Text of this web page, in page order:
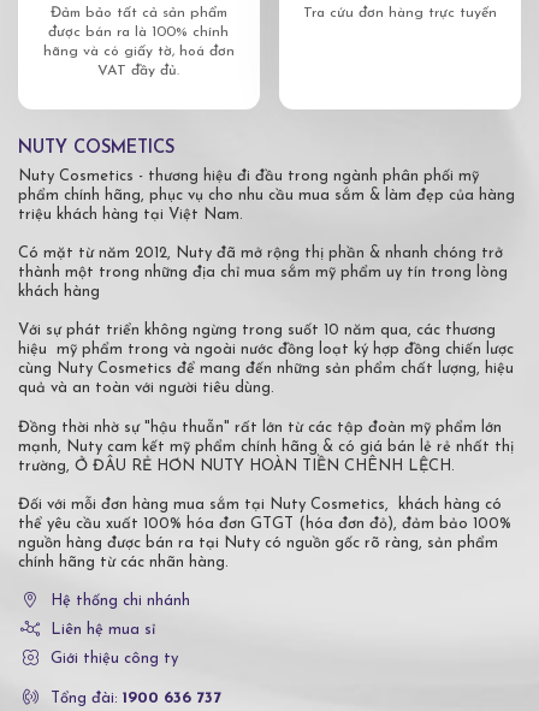
Đảm bảo tất cả sản phẩm
được bán ra là 100% chính
hãng và có giấy tờ, hoá đơn
VAT đầy đủ.
Tra cứu đơn hàng trực tuyến
NUTY COSMETICS
Nuty Cosmetics - thương hiệu đi đầu trong ngành phân phối mỹ
phẩm chính hãng, phục vụ cho nhu cầu mua sắm & làm đẹp của hàng
triệu khách hàng tại Việt Nam.
Có mặt từ năm 2012, Nuty đã mở rộng thị phần & nhanh chóng trở
thành một trong những địa chỉ mua sắm mỹ phẩm uy tín trong lòng
khách hàng
Với sự phát triển không ngừng trong suốt 10 năm qua, các thương
hiệu mỹ phẩm trong và ngoài nước đồng loạt ký hợp đồng chiến lược
cùng Nuty Cosmetics để mang đến những sản phẩm chất lượng, hiệu
quả và an toàn với người tiêu dùng.
Đồng thời nhờ sự "hậu thuẫn" rất lớn từ các tập đoàn mỹ phẩm lớn
mạnh, Nuty cam kết mỹ phẩm chính hãng & có giá bán lẻ rẻ nhất thị
trường, Ở ĐÂU RẺ HƠN NUTY HOÀN TIỀN CHÊNH LỆCH.
Đối với mỗi đơn hàng mua sắm tại Nuty Cosmetics, khách hàng có
thể yêu cầu xuất 100% hóa đơn GTGT (hóa đơn đỏ), đảm bảo 100%
nguồn hàng được bán ra tại Nuty có nguồn gốc rõ ràng, sản phẩm
chính hãng từ các nhãn hàng.
Hệ thống chi nhánh
Liên hệ mua sỉ
Giới thiệu công ty
Tổng đài: 1900 636 737